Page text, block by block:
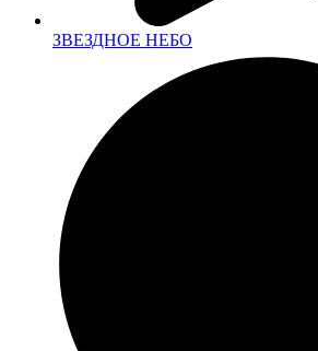
ЗВЕЗДНОЕ НЕБО